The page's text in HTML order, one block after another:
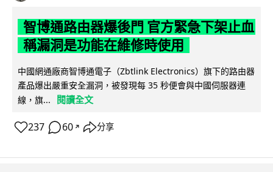
智博通路由器爆後門 官方緊急下架止血
稱漏洞是功能在維修時使用
中國網通廠商智博通電子（Zbtlink Electronics）旗下的路由器
產品爆出嚴重安全漏洞，被發現每 35 秒便會與中國伺服器連
線，旗...
閱讀全文
237 60 ↗ 分享